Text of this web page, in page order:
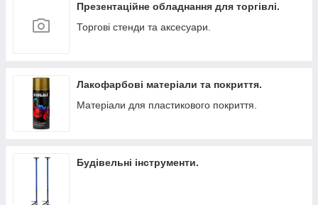
Презентаційне обладнання для торгівлі.
Торгові стенди та аксесуари.
Лакофарбові матеріали та покриття.
Матеріали для пластикового покриття.
Будівельні інструменти.